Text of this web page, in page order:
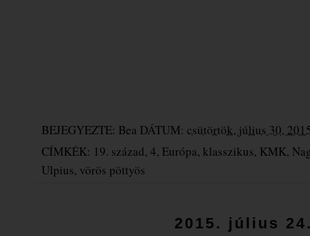
BEJEGYEZTE: Bea DÁTUM: csütörtök, július 30,
CÍMKÉK: 19. század, 4, Európa, klasszikus, KMK,
Ulpius, vörös pöttyös
2015. július